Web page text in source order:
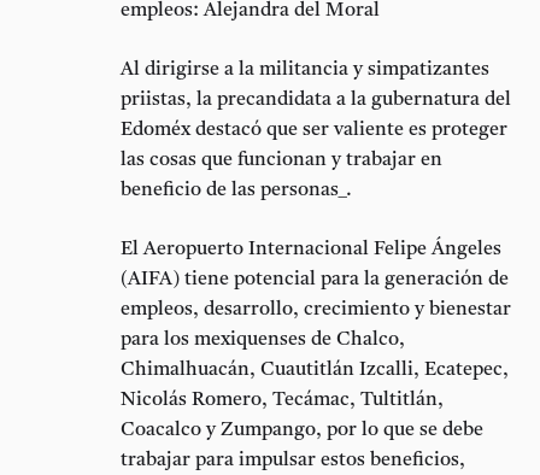
empleos: Alejandra del Moral
Al dirigirse a la militancia y simpatizantes
priistas, la precandidata a la gubernatura del
Edoméx destacó que ser valiente es proteger
las cosas que funcionan y trabajar en
beneficio de las personas_.
El Aeropuerto Internacional Felipe Ángeles
(AIFA) tiene potencial para la generación de
empleos, desarrollo, crecimiento y bienestar
para los mexiquenses de Chalco,
Chimalhuacán, Cuautitlán Izcalli, Ecatepec,
Nicolás Romero, Tecámac, Tultitlán,
Coacalco y Zumpango, por lo que se debe
trabajar para impulsar estos beneficios,